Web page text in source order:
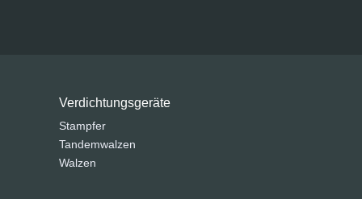
Verdichtungsgeräte
Stampfer
Tandemwalzen
Walzen